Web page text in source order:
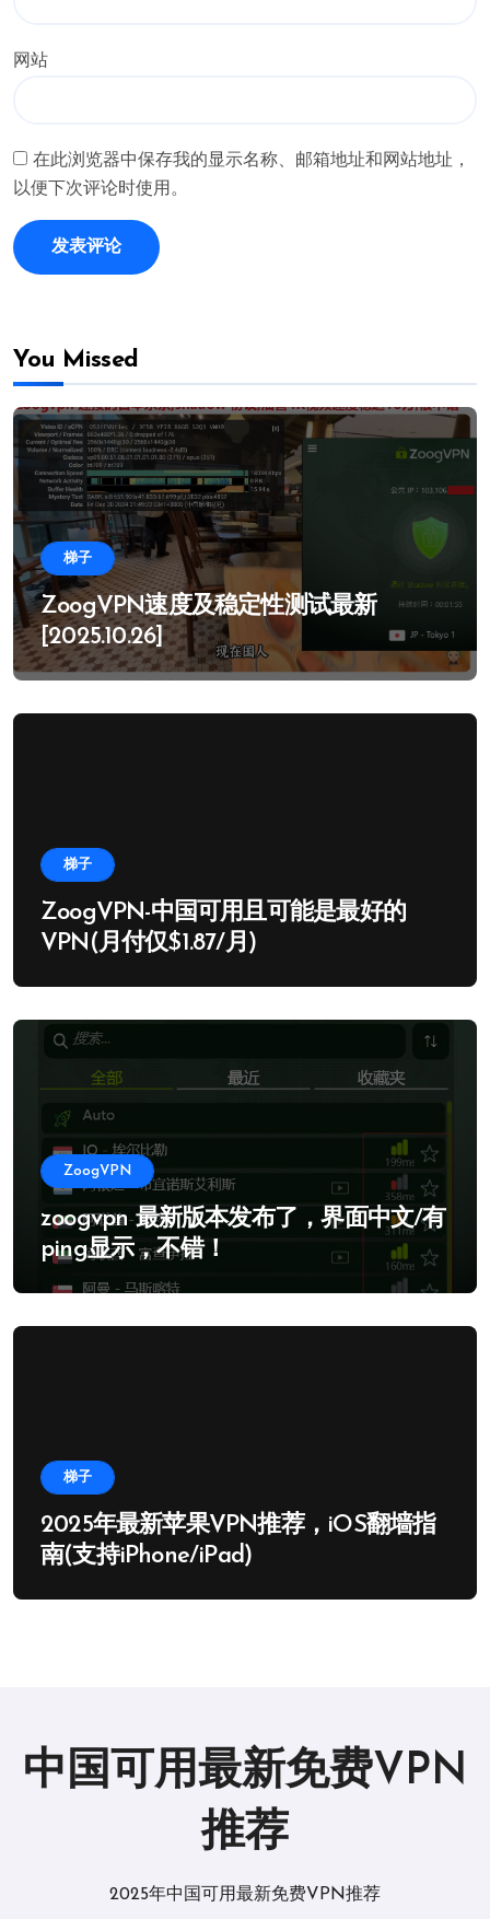
网站
在此浏览器中保存我的显示名称、邮箱地址和网站地址，
以便下次评论时使用。
You Missed
梯子
ZoogVPN速度及稳定性测试最新
[2025.10.26]
梯子
ZoogVPN-中国可用且可能是最好的
VPN(月付仅$1.87/月)
ZoogVPN
zoogvpn 最新版本发布了，界面中文/有
ping显示，不错！
梯子
2025年最新苹果VPN推荐，iOS翻墙指
南(支持iPhone/iPad)
中国可用最新免费VPN
推荐
2025年中国可用最新免费VPN推荐